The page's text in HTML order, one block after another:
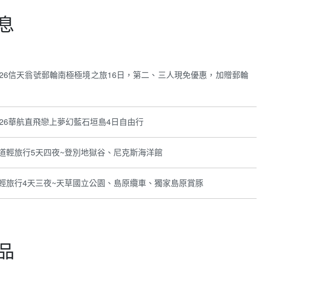
信天翁號郵輪南極極境之旅16日，第二、三人現免優惠，加贈郵輪
華航直飛戀上夢幻藍石垣島4日自由行
輕旅行5天四夜~登別地獄谷、尼克斯海洋館
旅行4天三夜~天草國立公園、島原纜車、獨家島原賞豚